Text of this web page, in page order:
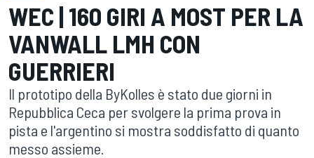
WEC | 160 GIRI A MOST PER LA
VANWALL LMH CON
GUERRIERI
Il prototipo della ByKolles è stato due giorni in
Repubblica Ceca per svolgere la prima prova in
pista e l'argentino si mostra soddisfatto di quanto
messo assieme.